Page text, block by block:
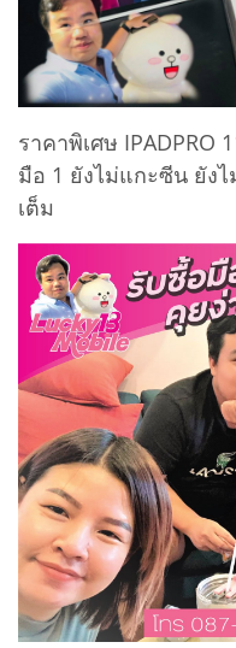
ราคาพิเศษ IPADPRO
มือ 1 ยังไม่แกะซีน ยังไ
เต็ม